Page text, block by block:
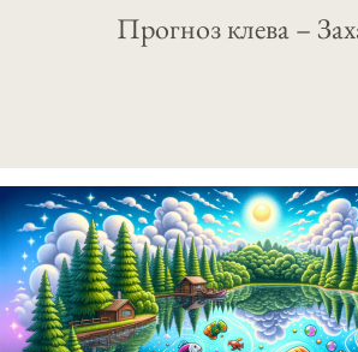
Прогноз клева –